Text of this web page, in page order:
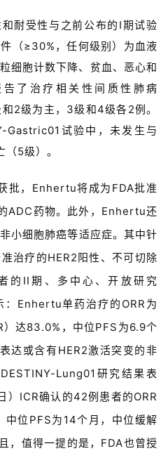
耐受性与之前公布的I期试验
（≥30%，任何级别）为血液
细胞计数下降、贫血、恶心和
了治疗相关性间质性肺病
和2级为主，3级和4级各2例。
Gastric01试验中，未发生与
5级）。
批，Enhertu将成为FDA批准
ADC药物。此外，Enhertu还
小细胞肺癌等适应症。其中针
治疗的HER2阳性、不可切除
的II期、多中心、开放研究
：Enhertu单药治疗的ORR为
达83.0%，中位PFS为6.9个
达或含有HER2激活突变的非
Lung01研究结果表
）ICR确认的42例患者的ORR
位PFS为14个月，中位缓解
，值得一提的是，FDA也曾授